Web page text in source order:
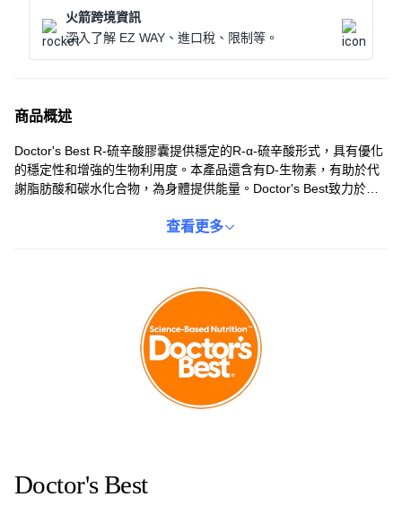
火箭跨境資訊
深入了解 EZ WAY、進口稅、限制等。
商品概述
Doctor's Best R-硫辛酸膠囊提供穩定的R-α-硫辛酸形式，具有優化
的穩定性和增強的生物利用度。本產品還含有D-生物素，有助於代
謝脂肪酸和碳水化合物，為身體提供能量。Doctor's Best致力於提
者。每日一顆，為您的健康保駕護航。
查看更多
Doctor's Best